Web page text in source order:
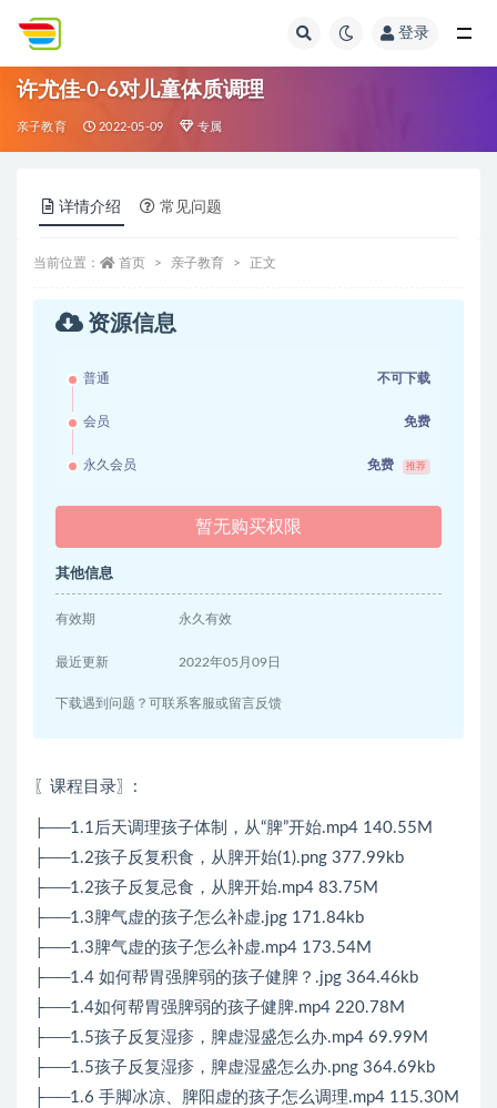
登录
许尤佳-0-6对儿童体质调理
亲子教育 2022-05-09 专属
详情介绍 常见问题
当前位置： 首页 亲子教育 正文
资源信息
普通 不可下载
会员 免费
永久会员 免费 推荐
暂无购买权限
其他信息
有效期 永久有效
最近更新 2022年05月09日
下载遇到问题？可联系客服或留言反馈
〖课程目录〗:
├──1.1后天调理孩子体制，从“脾”开始.mp4 140.55M
├──1.2孩子反复积食，从脾开始(1).png 377.99kb
├──1.2孩子反复忌食，从脾开始.mp4 83.75M
├──1.3脾气虚的孩子怎么补虚.jpg 171.84kb
├──1.3脾气虚的孩子怎么补虚.mp4 173.54M
├──1.4 如何帮胃强脾弱的孩子健脾？.jpg 364.46kb
├──1.4如何帮胃强脾弱的孩子健脾.mp4 220.78M
├──1.5孩子反复湿疹，脾虚湿盛怎么办.mp4 69.99M
├──1.5孩子反复湿疹，脾虚湿盛怎么办.png 364.69kb
├──1.6 手脚冰凉、脾阳虚的孩子怎么调理.mp4 115.30M